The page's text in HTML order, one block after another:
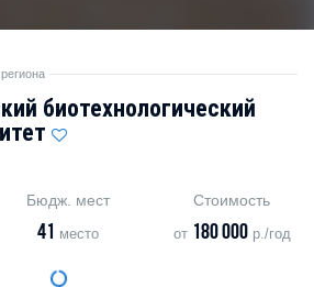
биотехнологический
Бюдж. мест
41 место
Стоимость
от 180 000р./год